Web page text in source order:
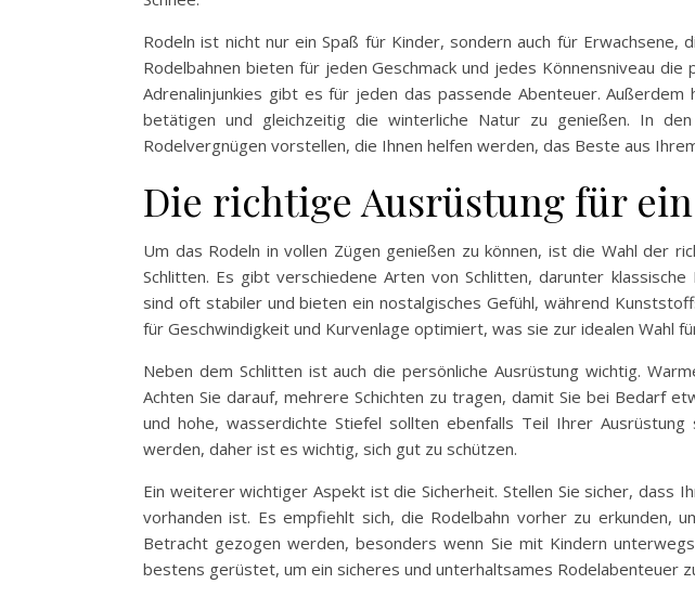
Rodeln ist nicht nur ein Spaß für Kinder, sondern auch für
Rodelbahnen bieten für jeden Geschmack und jedes Könnensniveau
Adrenalinjunkies gibt es für jeden das passende Abenteuer.
betätigen und gleichzeitig die winterliche Natur zu genießen. In
Rodelvergnügen vorstellen, die Ihnen helfen werden, das Beste aus
Die richtige Ausrüstung für
Um das Rodeln in vollen Zügen genießen zu können, ist die Wahl der
Schlitten. Es gibt verschiedene Arten von Schlitten, darunter
sind oft stabiler und bieten ein nostalgisches Gefühl, während
für Geschwindigkeit und Kurvenlage optimiert, was sie zur idealen Wahl
Neben dem Schlitten ist auch die persönliche Ausrüstung wichtig.
Achten Sie darauf, mehrere Schichten zu tragen, damit Sie bei Bedarf
und hohe, wasserdichte Stiefel sollten ebenfalls Teil Ihrer
werden, daher ist es wichtig, sich gut zu schützen.
Ein weiterer wichtiger Aspekt ist die Sicherheit. Stellen Sie sicher,
vorhanden ist. Es empfiehlt sich, die Rodelbahn vorher zu erkunden,
Betracht gezogen werden, besonders wenn Sie mit Kindern
bestens gerüstet, um ein sicheres und unterhaltsames Rodelabenteuer